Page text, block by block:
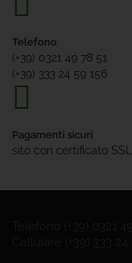
Telefono
(+39) 0321 49 78 51
(+39) 333 24 59 156
Pagamenti sicuri
sito con certificato SSL